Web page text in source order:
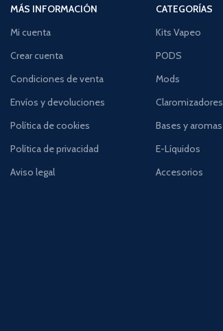
MÁS INFORMACIÓN
Mi cuenta
Crear cuenta
Condiciones de venta
Envíos y devoluciones
Política de cookies
Política de privacidad
Aviso legal
CATEGORÍAS
Kits Vapeo
PODS
Mods
Claromizadores
Bases y aromas
E-Líquidos
Accesorios